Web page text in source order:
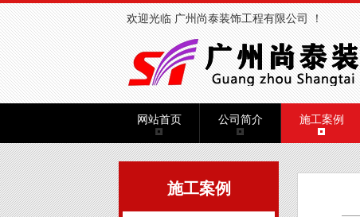
欢迎光临 广州尚泰装饰工程有限公司 ！
网站首页 公司简介 施工案例
施工案例